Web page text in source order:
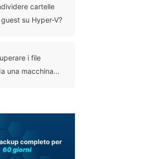
di comando
cartelle
su Hyper-V?
i file
una macchina